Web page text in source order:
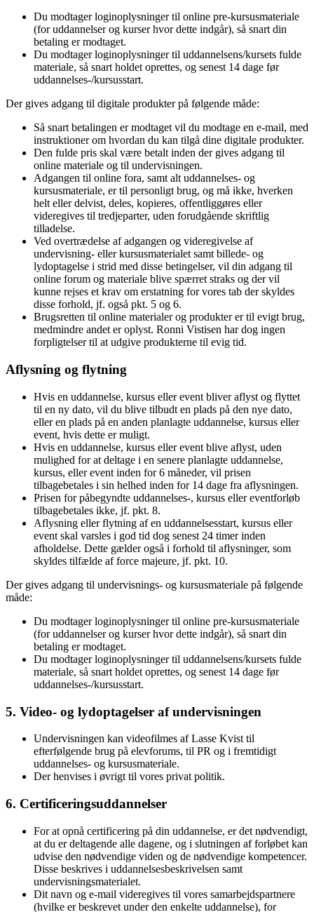
Du modtager loginoplysninger til online pre-kursusmateriale
(for uddannelser og kurser hvor dette indgår), så snart din
betaling er modtaget.
Du modtager loginoplysninger til uddannelsens/kursets fulde
materiale, så snart holdet oprettes, og senest 14 dage før
uddannelses-/kursusstart.
Der gives adgang til digitale produkter på følgende måde:
Så snart betalingen er modtaget vil du modtage en e-mail, med
instruktioner om hvordan du kan tilgå dine digitale produkter.
Den fulde pris skal være betalt inden der gives adgang til
online materiale og til undervisningen.
Adgangen til online fora, samt alt uddannelses- og
kursusmateriale, er til personligt brug, og må ikke, hverken
helt eller delvist, deles, kopieres, offentliggøres eller
videregives til tredjeparter, uden forudgående skriftlig
tilladelse.
Ved overtrædelse af adgangen og videregivelse af
undervisning- eller kursusmaterialet samt billede- og
lydoptagelse i strid med disse betingelser, vil din adgang til
online forum og materiale blive spærret straks og der vil
kunne rejses et krav om erstatning for vores tab der skyldes
disse forhold, jf. også pkt. 5 og 6.
Brugsretten til online materialer og produkter er til evigt brug,
medmindre andet er oplyst. Ronni Vistisen har dog ingen
forpligtelser til at udgive produkterne til evig tid.
Aflysning og flytning
Hvis en uddannelse, kursus eller event bliver aflyst og flyttet
til en ny dato, vil du blive tilbudt en plads på den nye dato,
eller en plads på en anden planlagte uddannelse, kursus eller
event, hvis dette er muligt.
Hvis en uddannelse, kursus eller event blive aflyst, uden
mulighed for at deltage i en senere planlagte uddannelse,
kursus, eller event inden for 6 måneder, vil prisen
tilbagebetales i sin helhed inden for 14 dage fra aflysningen.
Prisen for påbegyndte uddannelses-, kursus eller eventforløb
tilbagebetales ikke, jf. pkt. 8.
Aflysning eller flytning af en uddannelsesstart, kursus eller
event skal varsles i god tid dog senest 24 timer inden
afholdelse. Dette gælder også i forhold til aflysninger, som
skyldes tilfælde af force majeure, jf. pkt. 10.
Der gives adgang til undervisnings- og kursusmateriale på følgende
måde:
Du modtager loginoplysninger til online pre-kursusmateriale
(for uddannelser og kurser hvor dette indgår), så snart din
betaling er modtaget.
Du modtager loginoplysninger til uddannelsens/kursets fulde
materiale, så snart holdet oprettes, og senest 14 dage før
uddannelses-/kursusstart.
5. Video- og lydoptagelser af undervisningen
Undervisningen kan videofilmes af Lasse Kvist til
efterfølgende brug på elevforums, til PR og i fremtidigt
uddannelses- og kursusmateriale.
Der henvises i øvrigt til vores privat politik.
6. Certificeringsuddannelser
For at opnå certificering på din uddannelse, er det nødvendigt,
at du er deltagende alle dagene, og i slutningen af forløbet kan
udvise den nødvendige viden og de nødvendige kompetencer.
Disse beskrives i uddannelsesbeskrivelsen samt
undervisningsmaterialet.
Dit navn og e-mail videregives til vores samarbejdspartnere
(hvilke er beskrevet under den enkelte uddannelse), for